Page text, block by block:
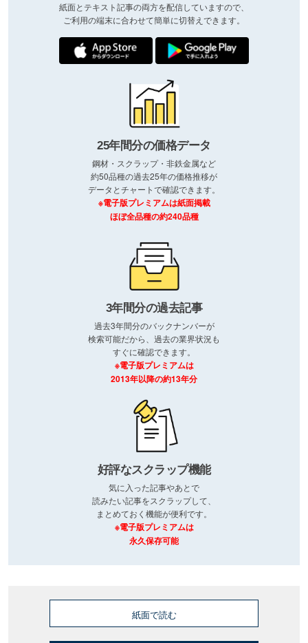
紙面とテキスト記事の両方を配信していますので、
ご利用の端末に合わせて簡単に切替えできます。
25年間分の価格データ
鋼材・スクラップ・非鉄金属など
約50品種の過去25年の価格推移が
データとチャートで確認できます。
※電子版プレミアムは紙面掲載
ほぼ全品種の約240品種
3年間分の過去記事
過去3年間分のバックナンバーが
検索可能だから、過去の業界状況も
すぐに確認できます。
※電子版プレミアムは
2013年以降の約13年分
好評なスクラップ機能
気に入った記事やあとで
読みたい記事をスクラップして、
まとめておく機能が便利です。
※電子版プレミアムは
永久保存可能
紙面で読む